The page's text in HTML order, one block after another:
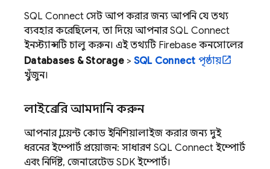
SQL Connect সেট আপ করার জন্য আপনি যে তথ্য
ব্যবহার করেছিলেন, তা দিয়ে আপনারSQL Connect
ইনস্ট্যান্সটি চালু করুন। এই তথ্যটি Firebase কনসোলের
Databases & Storage> SQL Connect পৃষ্ঠায়
খুঁজুন।
লাইব্রেরি আমদানি করুন
আপনার ক্লায়েন্ট কোড ইনিশিয়ালাইজ করার জন্য দুই
ধরনের ইম্পোর্ট প্রয়োজন: সাধারণ SQL Connect ইম্পোর্ট
এবং নির্দিষ্ট, জেনারেটেড SDK ইম্পোর্ট।